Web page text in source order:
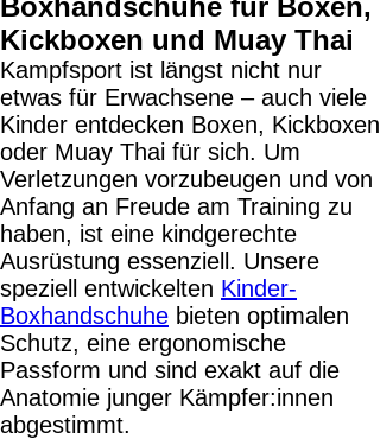
Kickboxen und Muay Thai
Kampfsport ist längst nicht nur
etwas für Erwachsene – auch viele
Kinder entdecken Boxen, Kickboxen
oder Muay Thai für sich. Um
Verletzungen vorzubeugen und von
Anfang an Freude am Training zu
haben, ist eine kindgerechte
Ausrüstung essenziell. Unsere
speziell entwickelten Kinder-
Boxhandschuhe bieten optimalen
Schutz, eine ergonomische
Passform und sind exakt auf die
Anatomie junger Kämpfer:innen
abgestimmt.